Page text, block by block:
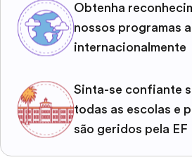
Obtenha
nossos programas
internacionalmente
Sinta-se confiante
todas as escolas e
são geridos pela EF